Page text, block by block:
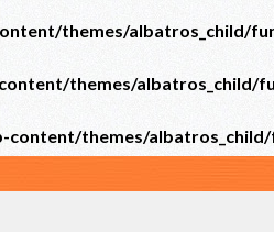
themes/albatros_child/
themes/albatros_child/
themes/